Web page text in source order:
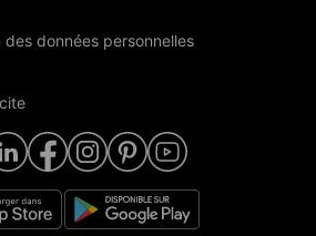
données personnelles